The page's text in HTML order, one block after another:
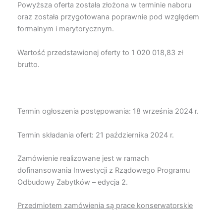
Powyższa oferta została złożona w terminie naboru
oraz została przygotowana poprawnie pod względem
formalnym i merytorycznym.
Wartość przedstawionej oferty to 1 020 018,83 zł
brutto.
Termin ogłoszenia postępowania: 18 września 2024 r.
Termin składania ofert: 21 października 2024 r.
Zamówienie realizowane jest w ramach
dofinansowania Inwestycji z Rządowego Programu
Odbudowy Zabytków – edycja 2.
Przedmiotem zamówienia są prace konserwatorskie